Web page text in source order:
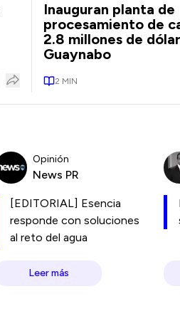
Inauguran planta de
procesamiento de
2.8 millones de
Guaynabo
2 MIN
Opinión
News PR
[EDITORIAL] Esencia
responde con soluciones
al reto del agua
Leer más